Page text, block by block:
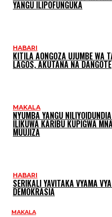
YANGU ILIPOFUNGUKA
HABARI
KITILA AONGOZA UJUMBE WA
LAGOS, AKUTANA NA DANGOTE
MAKALA
NYUMBA YANGU
ILIKUWA KARIBU KUPIGWA
MUUJIZA
HABARI
SERIKALI YAVITAKA VYAMA
DEMOKRASIA
MAKALA